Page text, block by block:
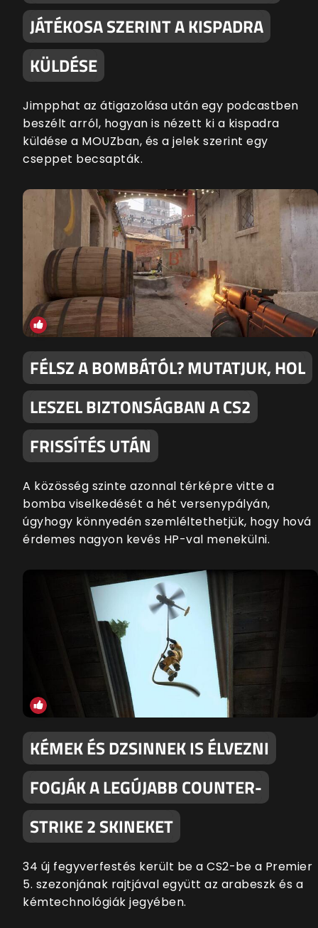
JÁTÉKOSA SZERINT A KISPADRA
KÜLDÉSE
Jimpphat az átigazolása után egy podcastben
beszélt arról, hogyan is nézett ki a kispadra
küldése a MOUZban, és a jelek szerint egy
cseppet becsapták.
FÉLSZ A BOMBÁTÓL? MUTATJUK, HOL
LESZEL BIZTONSÁGBAN A CS2
FRISSÍTÉS UTÁN
A közösség szinte azonnal térképre vitte a
bomba viselkedését a hét versenypályán,
úgyhogy könnyedén szemléltethetjük, hogy hová
érdemes nagyon kevés HP-val menekülni.
KÉMEK ÉS DZSINNEK IS ÉLVEZNI
FOGJÁK A LEGÚJABB COUNTER-
STRIKE 2 SKINEKET
34 új fegyverfestés került be a CS2-be a Premier
5. szezonjának rajtjával együtt az arabeszk és a
kémtechnológiák jegyében.